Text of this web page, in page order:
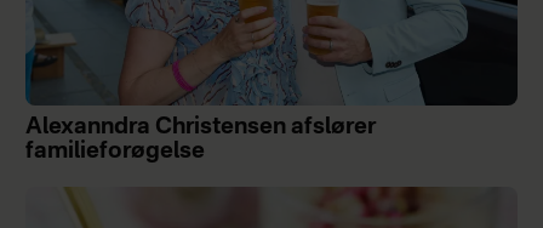
Alexanndra Christensen afslører
familieforøgelse